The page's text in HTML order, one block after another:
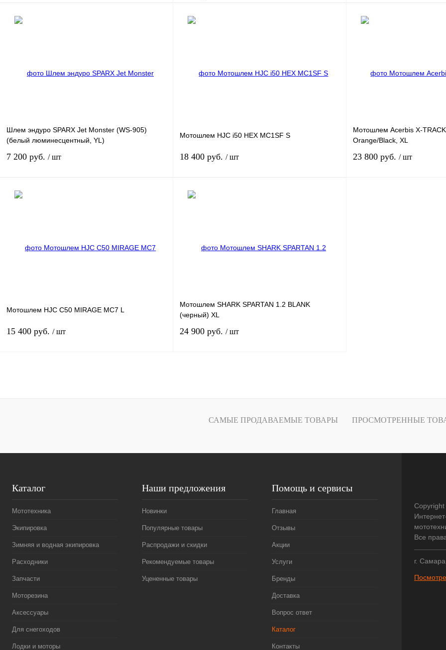
наличии
наличии
Шлем эндуро SPARX Jet Monster (WS-905)
(белый люминесцентный, YL)
7 200 руб. / шт
наличии
Мотошлем HJC i50 HEX MC1SF S
18 400 руб. / шт
наличии
Мотошлем Acerbis X-
Orange/Black, XL
23 800 руб. / шт
Мотошлем HJC C50 MIRAGE MC7 L
15 400 руб. / шт
Купить в 1 клик К сравнению
Мотошлем SHARK SPARTAN 1.2 BLANK
(черный) XL
24 900 руб. / шт
Купить в 1 клик К сравнению
САМЫЕ ПРОДАВАЕМЫЕ ТОВАРЫ ПРОСМОТРЕННЫЕ
Каталог
Мототехника
Экипировка
Зимняя и водная экипировка
Расходники
Запчасти
Моторезина
Аксессуары
Для снегоходов
Лодки и моторы
Наши предложения
Новинки
Популярные товары
Распродажи и скидки
Рекомендуемые товары
Уцененные товары
Помощь и сервисы
Главная
Отзывы
Акции
Услуги
Бренды
Доставка
Вопрос ответ
Каталог
Контакты
Все
г.